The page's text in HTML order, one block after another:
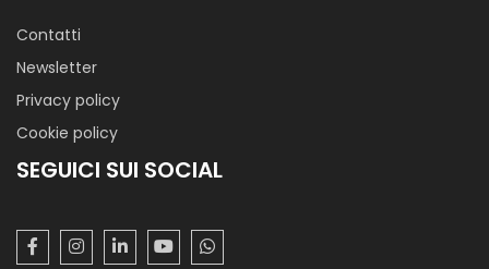
Contatti
Newsletter
Privacy policy
Cookie policy
SEGUICI SUI SOCIAL